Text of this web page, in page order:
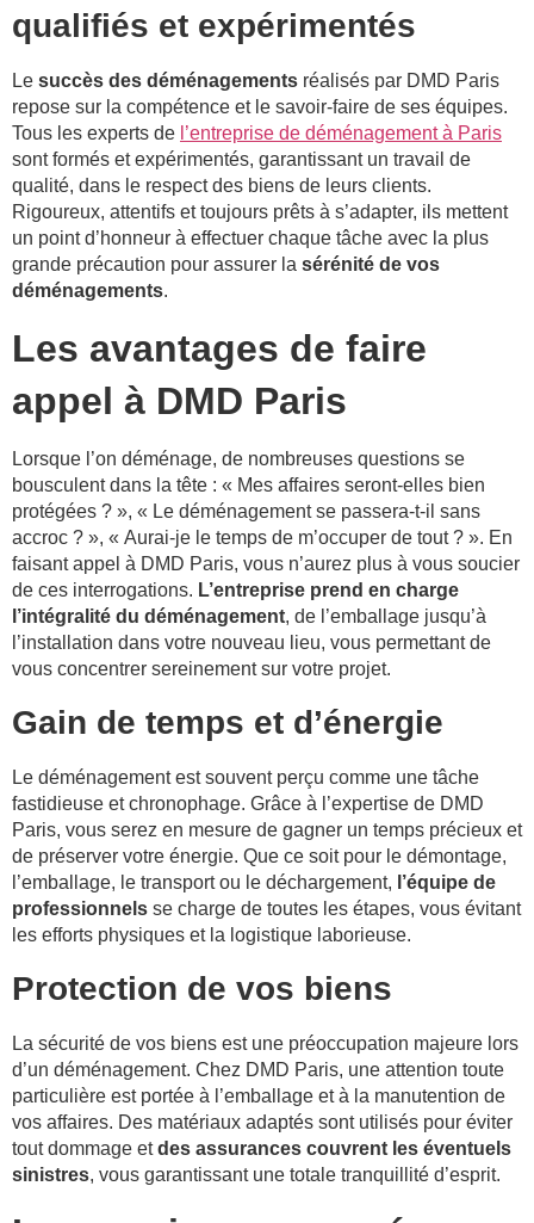
qualifiés et expérimentés
Le succès des déménagements réalisés par DMD Paris
repose sur la compétence et le savoir-faire de ses équipes.
Tous les experts de l’entreprise de déménagement à Paris
sont formés et expérimentés, garantissant un travail de
qualité, dans le respect des biens de leurs clients.
Rigoureux, attentifs et toujours prêts à s’adapter, ils mettent
un point d’honneur à effectuer chaque tâche avec la plus
grande précaution pour assurer la sérénité de vos
déménagements.
Les avantages de faire
appel à DMD Paris
Lorsque l’on déménage, de nombreuses questions se
bousculent dans la tête : « Mes affaires seront-elles bien
protégées ? », « Le déménagement se passera-t-il sans
accroc ? », « Aurai-je le temps de m’occuper de tout ? ». En
faisant appel à DMD Paris, vous n’aurez plus à vous soucier
de ces interrogations. L’entreprise prend en charge
l’intégralité du déménagement, de l’emballage jusqu’à
l’installation dans votre nouveau lieu, vous permettant de
vous concentrer sereinement sur votre projet.
Gain de temps et d’énergie
Le déménagement est souvent perçu comme une tâche
fastidieuse et chronophage. Grâce à l’expertise de DMD
Paris, vous serez en mesure de gagner un temps précieux et
de préserver votre énergie. Que ce soit pour le démontage,
l’emballage, le transport ou le déchargement, l’équipe de
professionnels se charge de toutes les étapes, vous évitant
les efforts physiques et la logistique laborieuse.
Protection de vos biens
La sécurité de vos biens est une préoccupation majeure lors
d’un déménagement. Chez DMD Paris, une attention toute
particulière est portée à l’emballage et à la manutention de
vos affaires. Des matériaux adaptés sont utilisés pour éviter
tout dommage etdes assurances couvrent les éventuels
sinistres, vous garantissant une totale tranquillité d’esprit.